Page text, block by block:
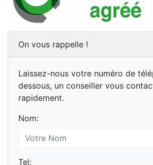
On vous rappelle !
Laissez-nous votre numéro de
dessous, un conseiller vous
rapidement.
Nom:
Tel: